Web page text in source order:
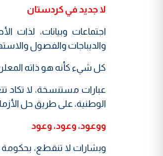
لا جديد في كردستان
اجتماعات وبيانات، لذات
والديباجات والفصول
كل شيء كأنه هو ذاته المعلن قبل
عبارات مستنسخة، لا تكاد
الوطنية، على طريق حل
ووعود، وعود، وعود
وبشارات لا تنقطع،